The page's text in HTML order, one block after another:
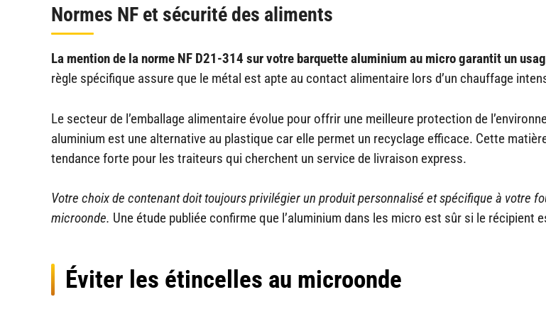
Normes NF et sécurité des aliments
La mention de la norme NF D21-314 sur votre barquette aluminium au micro garantit un
règle spécifique assure que le métal est apte au contact alimentaire lors d’un chauffage
Le secteur de l’emballage alimentaire évolue pour offrir une meilleure protection de
aluminium est une alternative au plastique car elle permet un recyclage efficace. Cette
tendance forte pour les traiteurs qui cherchent un service de livraison express.
Votre choix de contenant doit toujours privilégier un produit personnalisé et spécifique à votre
microonde. Une étude publiée confirme que l’aluminium dans les micro est sûr si le récipient
Éviter les étincelles au microonde